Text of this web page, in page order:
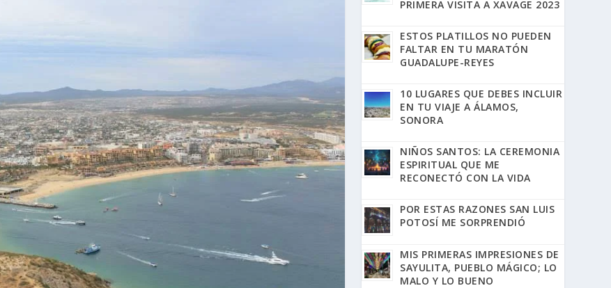
PRIMERA VISITA A XAVAGE 2023
ESTOS PLATILLOS NO PUEDEN
FALTAR EN TU MARATÓN
GUADALUPE-REYES
10 LUGARES QUE DEBES INCLUIR
EN TU VIAJE A ÁLAMOS,
SONORA
NIÑOS SANTOS: LA CEREMONIA
ESPIRITUAL QUE ME
RECONECTÓ CON LA VIDA
POR ESTAS RAZONES SAN LUIS
POTOSÍ ME SORPRENDIÓ
MIS PRIMERAS IMPRESIONES DE
SAYULITA, PUEBLO MÁGICO; LO
MALO Y LO BUENO